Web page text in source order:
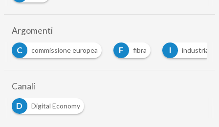
Argomenti
C
commissione europea F fibra I industria
Canali
D
Digital Economy